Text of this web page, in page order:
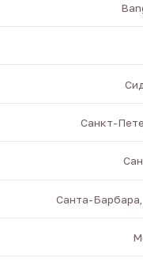
Санкт-
Санта-